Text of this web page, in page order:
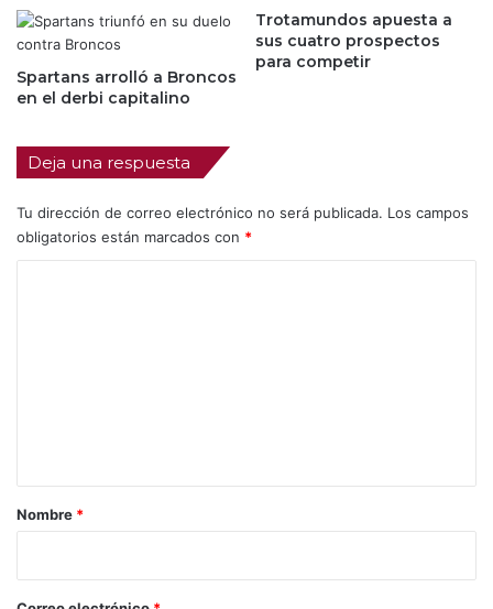
Spartans arrolló a Broncos
en el derbi capitalino
Trotamundos apuesta a
sus cuatro prospectos
para competir
Deja una respuesta
Tu dirección de correo electrónico no será publicada. Los campos
obligatorios están marcados con *
rNombre *